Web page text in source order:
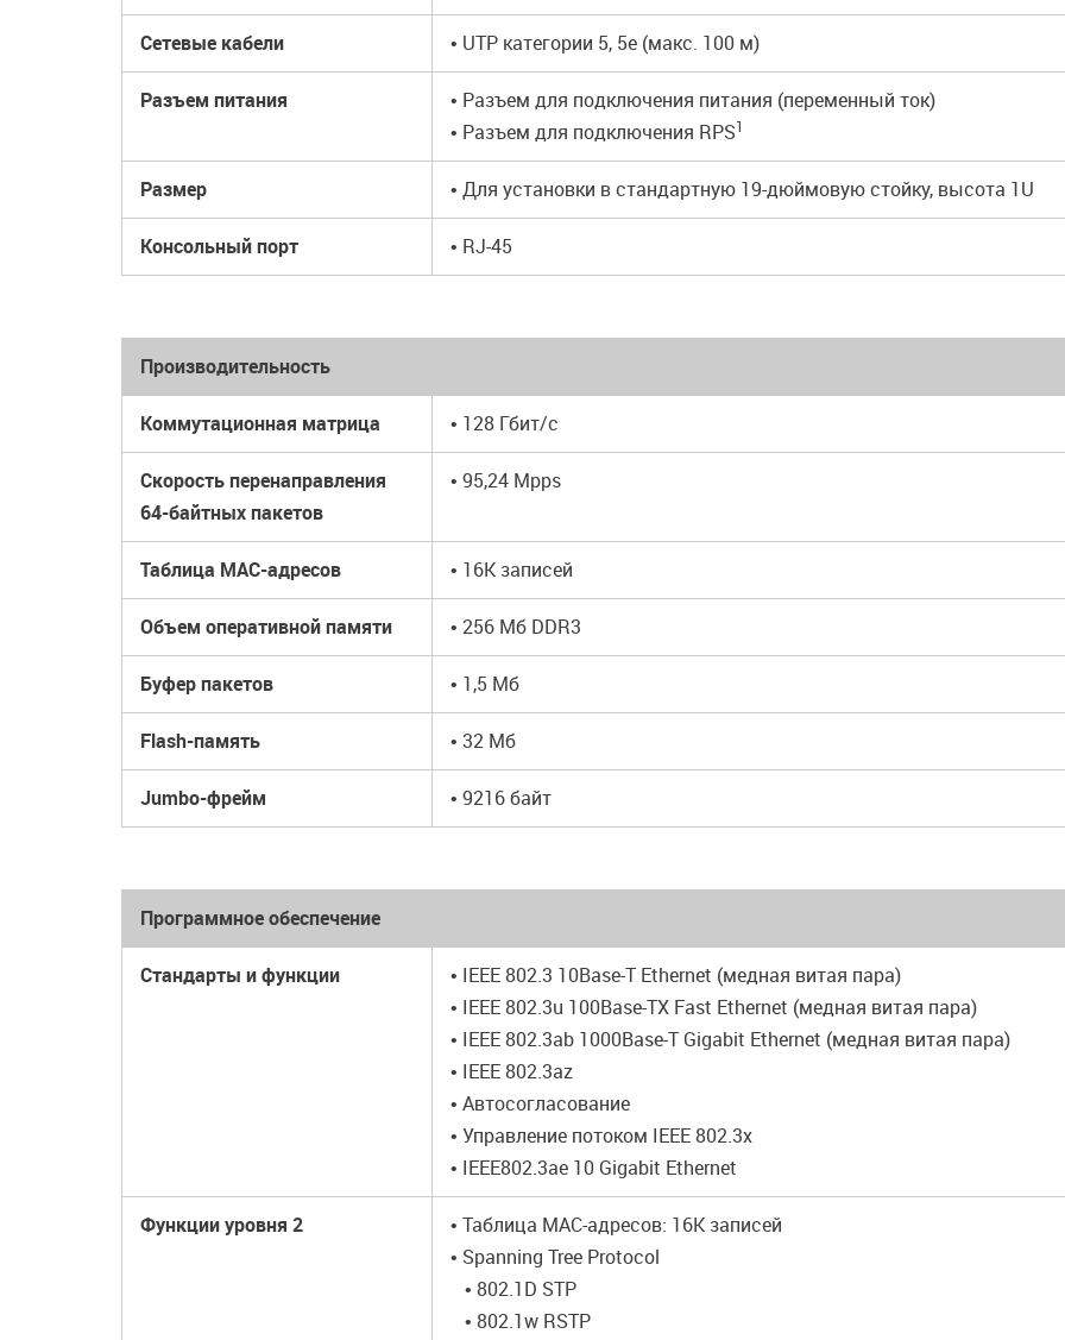
Сетевые кабели • UTP категории 5, 5e (макс. 100 м)
Разъем питания
• Разъем для подключения питания (переменный ток)
• Разъем для подключения RPS1
Размер • Для установки в стандартную 19-дюймовую стойку, высота 1U
Консольный порт • RJ-45
Производительность
Коммутационная матрица • 128 Гбит/с
Скорость перенаправления
64-байтных пакетов
• 95,24 Mpps
Таблица MAC-адресов • 16K записей
Объем оперативной памяти • 256 Мб DDR3
Буфер пакетов • 1,5 Мб
Flash-память • 32 Мб
Jumbo-фрейм • 9216 байт
Программное обеспечение
Стандарты и функции
• IEEE 802.3 10Base-T Ethernet (медная витая пара)
• IEEE 802.3u 100Base-TX Fast Ethernet (медная витая пара)
• IEEE 802.3ab 1000Base-T Gigabit Ethernet (медная витая пара)
• IEEE 802.3az
• Автосогласование
• Управление потоком IEEE 802.3x
• IEEE802.3ae 10 Gigabit Ethernet
Функции уровня 2
• Таблица MAC-адресов: 16K записей
• Spanning Tree Protocol
• 802.1D STP
• 802.1w RSTP